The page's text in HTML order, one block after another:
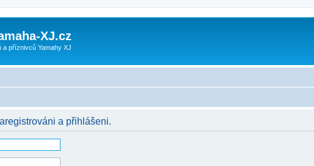
XJ.cz
a příznivců Yamahy XJ
a přihlášeni.